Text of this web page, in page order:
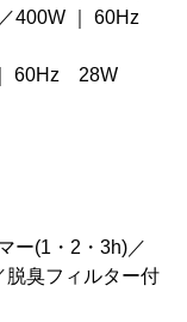
400W ｜ 60Hz
28W
(1・2・3h)／
フィルター付